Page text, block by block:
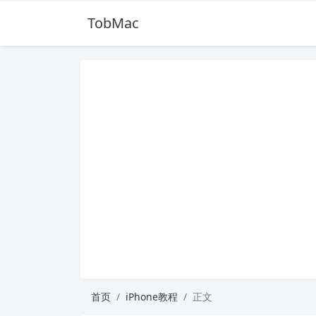
TobMac
首页 iPhone教程 正文